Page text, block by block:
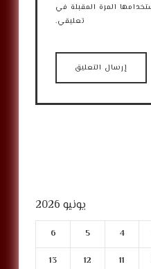
المرة المقبلة في
تعليقي.
يونيو 2026
4
5
6
11
12
13